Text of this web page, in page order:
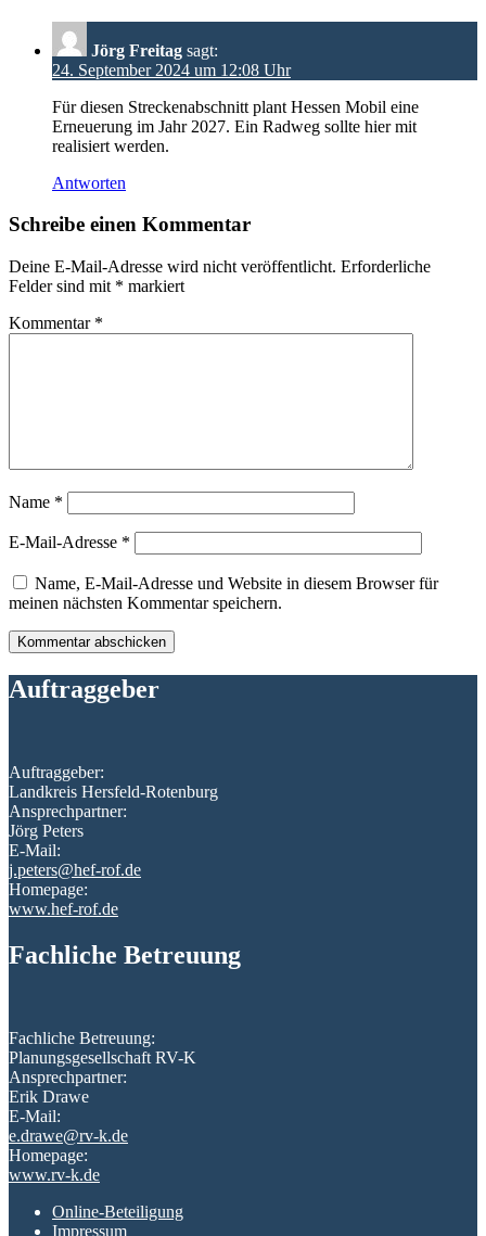
Jörg Freitag sagt:
24. September 2024 um 12:08 Uhr
Für diesen Streckenabschnitt plant Hessen Mobil eine
Erneuerung im Jahr 2027. Ein Radweg sollte hier mit
realisiert werden.
Antworten
Schreibe einen Kommentar
Deine E-Mail-Adresse wird nicht veröffentlicht. Erforderliche
Felder sind mit * markiert
Kommentar *
Name *
E-Mail-Adresse *
Name, E-Mail-Adresse und Website in diesem Browser für
meinen nächsten Kommentar speichern.
Auftraggeber
Auftraggeber:
Landkreis Hersfeld-Rotenburg
Ansprechpartner:
Jörg Peters
E-Mail:
j.peters@hef-rof.de
Homepage:
www.hef-rof.de
Fachliche Betreuung
Fachliche Betreuung:
Planungsgesellschaft RV-K
Ansprechpartner:
Erik Drawe
E-Mail:
e.drawe@rv-k.de
Homepage:
www.rv-k.de
Online-Beteiligung
Impressum